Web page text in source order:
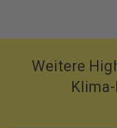
Weitere